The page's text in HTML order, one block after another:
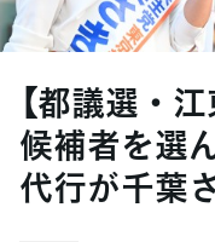
【都議選・
候補者を選
代行が千葉